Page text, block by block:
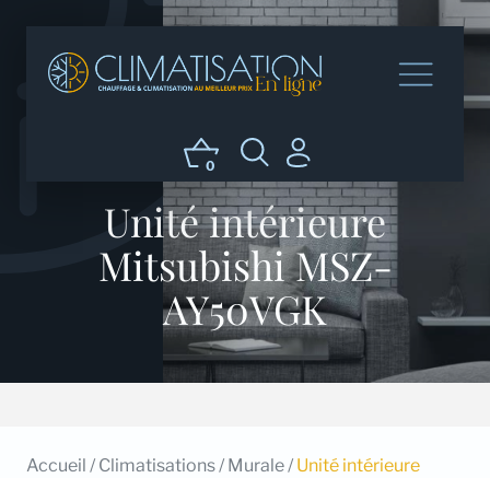
0
Unité intérieure
Mitsubishi MSZ-
AY50VGK
Accueil / Climatisations/ Murale/ Unité intérieure